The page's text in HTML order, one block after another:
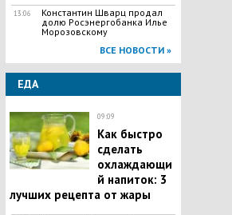
13:06
Константин Шварц продал
долю Росэнергобанка Илье
Морозовскому
ВСЕ НОВОСТИ »
ЕДА
09:09
Как быстро
сделать
охлаждающи
й напиток: 3
лучших рецепта от жары